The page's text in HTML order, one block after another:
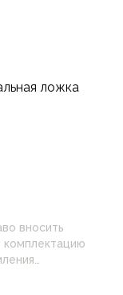
ложка
вносить
комплектацию
связано с